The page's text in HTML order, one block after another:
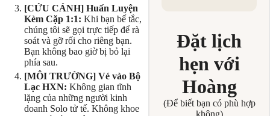
[CỨU CÁNH] Huấn Luyện
Kèm Cặp 1:1: Khi bạn bế tắc,
chúng tôi sẽ gọi trực tiếp để rà
soát và gỡ rối cho riêng bạn.
Bạn không bao giờ bị bỏ lại
phía sau.
[MÔI TRƯỜNG] Vé vào Bộ
Lạc HXN: Không gian tĩnh
lặng của những người kinh
doanh Solo tử tế. Không khoe
Đặt lịch
hẹn với
Hoàng
(Để biết bạn có phù hợp